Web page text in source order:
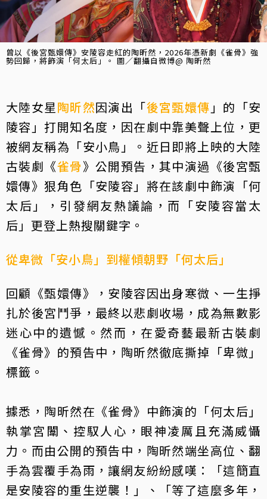
曾以《後宮甄嬛傳》安陵容走紅的陶昕然，2026年憑新劇《雀骨》強
勢回歸，將飾演「何太后」。 圖／翻攝自微博@ 陶昕然
大陸女星陶昕然因演出「後宮甄嬛傳 」的「安
陵容」打開知名度，因在劇中靠美聲上位，更
被網友稱為「安小鳥」。近日即將上映的大陸
古裝劇《雀骨》公開預告，其中演過《後宮甄
嬛傳》狠角色「安陵容」將在該劇中飾演「何
太后」，引發網友熱議論，而「安陵容當太
后」更登上熱搜關鍵字。
從卑微「安小鳥」到權傾朝野「何太后」
回顧《甄嬛傳》，安陵容因出身寒微、一生掙
扎於後宮鬥爭，最終以悲劇收場，成為無數影
迷心中的遺憾。然而，在愛奇藝最新古裝劇
《雀骨》的預告中，陶昕然徹底撕掉「卑微」
標籤。
據悉，陶昕然在《雀骨》中飾演的「何太后」
執掌宮闈、控馭人心，眼神凌厲且充滿威懾
力。而由公開的預告中，陶昕然端坐高位、翻
手為雲覆手為雨，讓網友紛紛感嘆：「這簡直
是安陵容的重生逆襲！」、「等了這麼多年，